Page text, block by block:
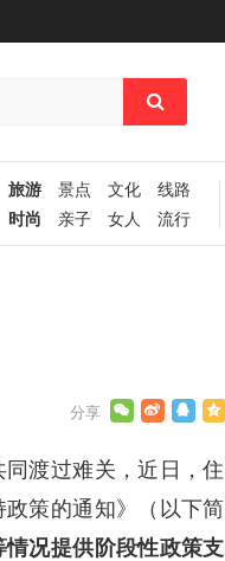
旅游 景点 文化
线路
时尚
亲子 女人 流行
渡过难关，近日，住
策的通知》（以下简
况提供阶段性政策支